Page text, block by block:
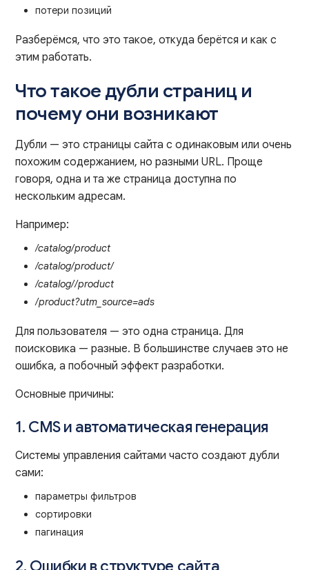
потери позиций
Разберёмся, что это такое, откуда берётся и как с
этим работать.
Что такое дубли страниц и
почему они возникают
Дубли — это страницы сайта с одинаковым или очень
похожим содержанием, но разными URL. Проще
говоря, одна и та же страница доступна по
нескольким адресам.
Например:
/catalog/product
/catalog/product/
/catalog//product
/product?utm_source=ads
Для пользователя — это одна страница. Для
поисковика — разные. В большинстве случаев это не
ошибка, а побочный эффект разработки.
Основные причины:
1. CMS и автоматическая генерация
Системы управления сайтами часто создают дубли
сами:
параметры фильтров
сортировки
пагинация
2. Ошибки в структуре сайта